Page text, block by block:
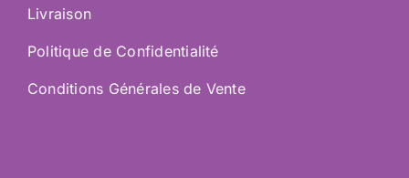
Livraison
Politique de Confidentialité
Conditions Générales de Vente